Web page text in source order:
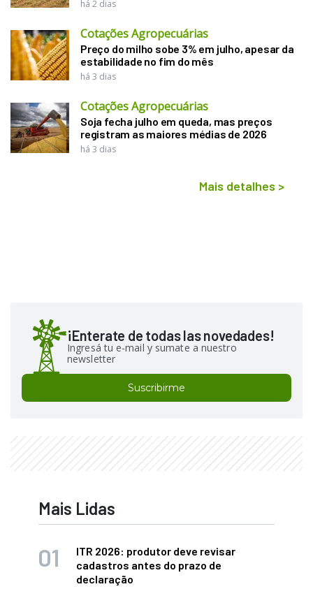
há 2 dias
Cotações Agropecuárias
Preço do milho sobe 3% em julho, apesar da
estabilidade no fim do mês
há 3 dias
Cotações Agropecuárias
Soja fecha julho em queda, mas preços
registram as maiores médias de 2026
há 3 dias
Mais detalhes >
¡Enterate de todas las novedades!
Ingresá tu e-mail y sumate a nuestro
newsletter
Suscribirme
Mais Lidas
ITR 2026: produtor deve revisar
cadastros antes do prazo de
declaração